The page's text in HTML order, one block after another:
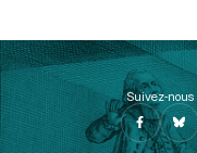
Suivez-nous